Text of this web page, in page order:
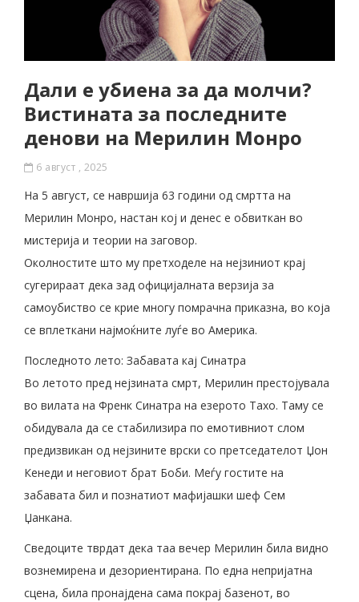
Дали е убиена за да молчи?
Вистината за последните
денови на Мерилин Монро
6 август , 2025
На 5 август, се навршија 63 години од смртта на
Мерилин Монро, настан кој и денес е обвиткан во
мистерија и теории на заговор.
Околностите што му претходеле на нејзиниот крај
сугерираат дека зад официјалната верзија за
самоубиство се крие многу помрачна приказна, во која
се вплеткани најмоќните луѓе во Америка.
Последното лето: Забавата кај Синатра
Во летото пред нејзината смрт, Мерилин престојувала
во вилата на Френк Синатра на езерото Тахо. Таму се
обидувала да се стабилизира по емотивниот слом
предизвикан од нејзините врски со претседателот Џон
Кенеди и неговиот брат Боби. Меѓу гостите на
забавата бил и познатиот мафијашки шеф Сем
Џанкана.
Сведоците тврдат дека таа вечер Мерилин била видно
вознемирена и дезориентирана. По една непријатна
сцена, била пронајдена сама покрај базенот, во